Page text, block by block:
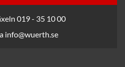
019 - 35 10 00
info@wuerth.se